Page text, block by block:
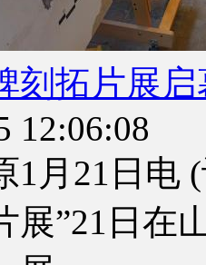
刻拓片展
12:06:08
1月21日电
”21日在